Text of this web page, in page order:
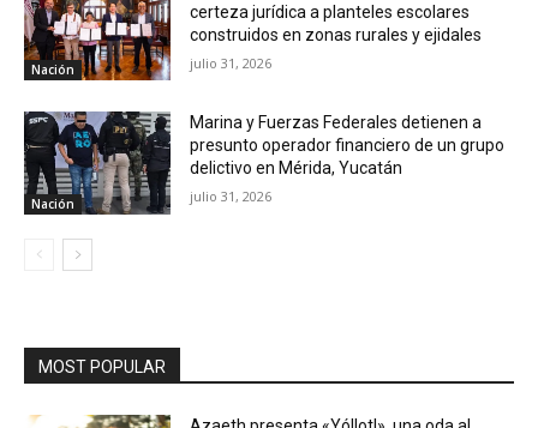
Nación
certeza jurídica a planteles escolares
construidos en zonas rurales y ejidales
julio 31, 2026
Nación
Marina y Fuerzas Federales detienen a
presunto operador financiero de un grupo
delictivo en Mérida, Yucatán
julio 31, 2026
MOST POPULAR